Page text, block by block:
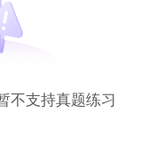
不支持真题练习